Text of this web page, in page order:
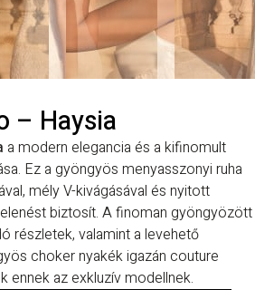
– Haysia
a modern elegancia és a kifinomult
Ez a gyöngyös menyasszonyi ruha
mély V-kivágásával és nyitott
biztosít. A finoman gyöngyözött
részletek, valamint a levehető
choker nyakék igazán couture
ennek az exkluzív modellnek.